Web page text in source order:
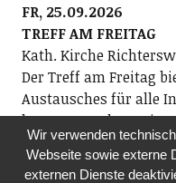
FR, 25.09.2026
TREFF AM FREITAG
Kath. Kirche
Der Treff am Freitag
Austausches für alle
kurzen Impuls zu
darüber diskutiert
14.00 Uhr,
Wir verwenden
Webseite sowie externe
externen Dienste